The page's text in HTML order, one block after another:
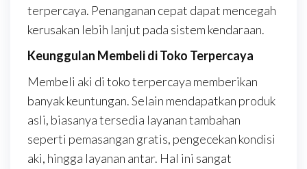
terpercaya. Penanganan cepat dapat mencegah
kerusakan lebih lanjut pada sistem kendaraan.
Keunggulan Membeli di Toko Terpercaya
Membeli aki di toko terpercaya memberikan
banyak keuntungan. Selain mendapatkan produk
asli, biasanya tersedia layanan tambahan
seperti pemasangan gratis, pengecekan kondisi
aki, hingga layanan antar. Hal ini sangat